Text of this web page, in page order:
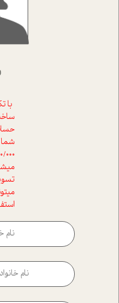
با
شما